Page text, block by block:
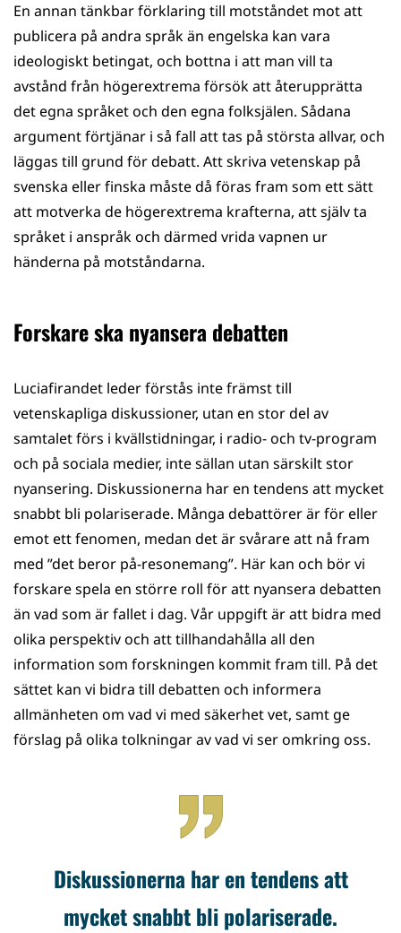
En annan tänkbar förklaring till motståndet mot att
publicera på andra språk än engelska kan vara
ideologiskt betingat, och bottna i att man vill ta
avstånd från högerextrema försök att återupprätta
det egna språket och den egna folksjälen. Sådana
argument förtjänar i så fall att tas på största allvar, och
läggas till grund för debatt. Att skriva vetenskap på
svenska eller finska måste då föras fram som ett sätt
att motverka de högerextrema krafterna, att själv ta
språket i anspråk och därmed vrida vapnen ur
händerna på motståndarna.
Forskare ska nyansera debatten
Luciafirandet leder förstås inte främst till
vetenskapliga diskussioner, utan en stor del av
samtalet förs i kvällstidningar, i radio- och tv-program
och på sociala medier, inte sällan utan särskilt stor
nyansering. Diskussionerna har en tendens att mycket
snabbt bli polariserade. Många debattörer är för eller
emot ett fenomen, medan det är svårare att nå fram
med ”det beror på-resonemang”. Här kan och bör vi
forskare spela en större roll för att nyansera debatten
än vad som är fallet i dag. Vår uppgift är att bidra med
olika perspektiv och att tillhandahålla all den
information som forskningen kommit fram till. På det
sättet kan vi bidra till debatten och informera
allmänheten om vad vi med säkerhet vet, samt ge
förslag på olika tolkningar av vad vi ser omkring oss.
Diskussionerna har en tendens att
mycket snabbt bli polariserade.